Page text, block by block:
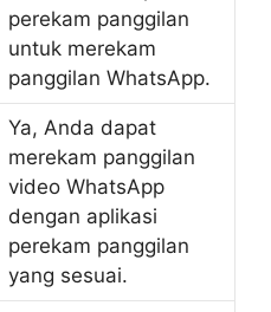
perekam panggilan
untuk merekam
panggilan WhatsApp.
Ya, Anda dapat
merekam panggilan
video WhatsApp
dengan aplikasi
perekam panggilan
yang sesuai.